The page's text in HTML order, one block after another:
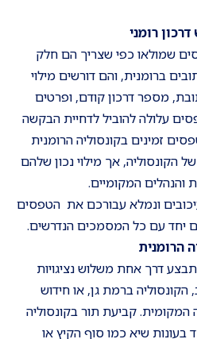
רומני
שמולאו כפי שצריך הם חלק
ברומנית, והם דורשים מילוי
מספר דרכון קודם, ופרטים
עלולה להוביל לדחיית הבקשה
זמינים בקונסוליה הרומנית
הקונסוליה, אך מילוי נכון שלהם
והנהלים המקומיים.
ונמלא עבורכם את הטפסים
יחד עם כל המסמכים הנדרשים.
הרומנית
דרך אחת משלוש נציגויות
הקונסוליה ברמת גן, או חידוש
המקומית. קביעת תור בקונסוליה
בעונות שיא כמו סוף הקיץ או